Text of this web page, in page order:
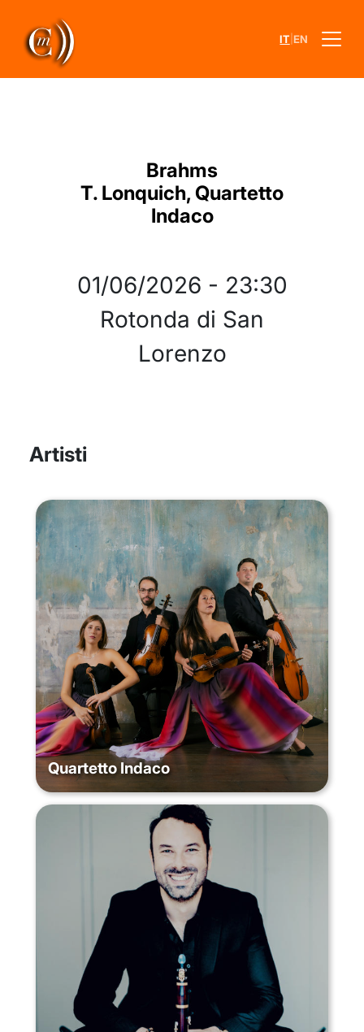
IT EN
Brahms
T. Lonquich, Quartetto
Indaco
01/06/2026 - 23:30
Rotonda di San
Lorenzo
Artisti
Quartetto Indaco